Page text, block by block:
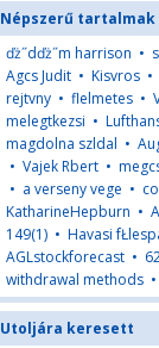
Népszerű tartalmak
ďż˝dďż˝m harrison •
Agcs Judit • Kisvros •
rejtvny • flelmetes •
melegtkezsi •
magdolna szldal •
• Vajek Rbert •
• a verseny vege •
KatharineHepburn •
149(1) • Havasi
AGLstockforecast •
withdrawal methods •
Utoljára keresett